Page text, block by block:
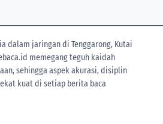
dalam jaringan di Tenggarong, Kutai
memegang teguh kaidah
sehingga aspek akurasi, disiplin
kuat di setiap berita baca